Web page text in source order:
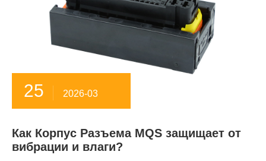
25 2026-03
Как Корпус Разъема MQS защищает от
вибрации и влаги?